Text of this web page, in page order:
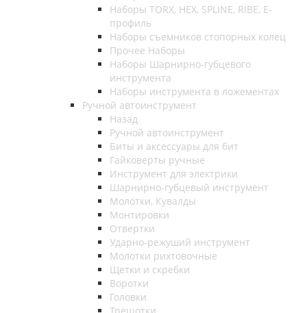
Наборы TORX, HEX, SPLINE, RIBE, E-
профиль
Наборы съемников стопорных колец
Прочее Наборы
Наборы Шарнирно-губцевого
инструмента
Наборы инструмента в ложементах
Ручной автоинструмент
Назад
Ручной автоинструмент
Биты и аксессуары для бит
Гайковерты ручные
Инструмент для электрики
Шарнирно-губцевый инструмент
Молотки, Кувалды
Монтировки
Отвертки
Ударно-режуший инструмент
Молотки рихтовочные
Щетки и скребки
Воротки
Головки
Трещотки